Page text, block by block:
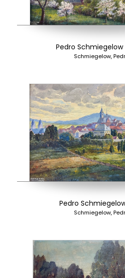
Pedro Schmiegelow
Schmiegelow,
Pedro
Schmiegelow,